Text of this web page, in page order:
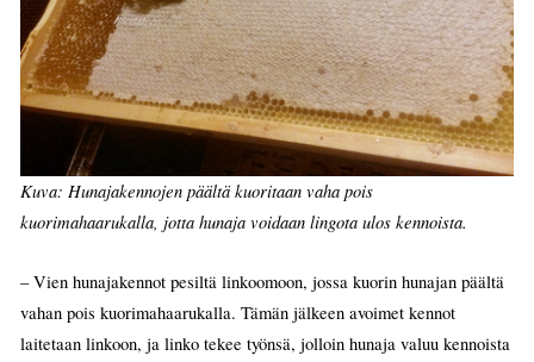
Kuva: Hunajakennojen päältä kuoritaan vaha pois
kuorimahaarukalla, jotta hunaja voidaan lingota ulos kennoista.
– Vien hunajakennot pesiltä linkoomoon, jossa kuorin hunajan päältä
vahan pois kuorimahaarukalla. Tämän jälkeen avoimet kennot
laitetaan linkoon, ja linko tekee työnsä, jolloin hunaja valuu kennoista